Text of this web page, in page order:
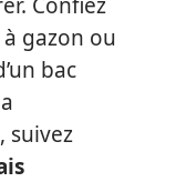
gazon ou
bac
suivez